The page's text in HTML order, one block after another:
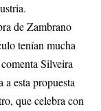
de Zambrano
tenían mucha
Silveira
a esta propuesta
que celebra con